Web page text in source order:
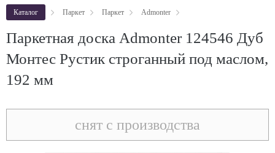
Каталог Паркет Паркет Admonter
Паркетная доска Admonter 124546 Дуб
Монтес Рустик строганный под маслом,
192 мм
снят с производства